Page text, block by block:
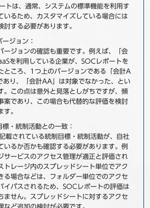
トは、通常、システムの標準機能を利用す
いるため、カスタマイズしている場合には
討する必要があります。
ジョン：
ージョンの確認も重要です。例えば、「会
を利用している企業が、SOCレポートを
ところ、1つ上のバージョンである「会計A
り、「会計AA」は対象でなかった、とい
。この点は意外と見落としがちですが、頻
案であり、この場合も代替的な評価を検討
す。
標・統制活動との一致：
載されている統制目標・統制活動が、自社
いるか否かも確認する必要があります。例
サービスのアクセス管理が適正と評価され
トレージ内のスプレッドシート単位でアク
る場合などは、フォルダー単位でのアクセ
イパスされるため、SOCレポートの評価は
ません。スプレッドシートに対するアクセ